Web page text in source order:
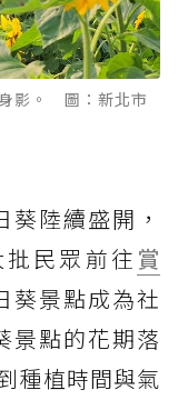
影。 圖：新北市
陸續盛開，
民眾前往 賞
葵景點成為社
景點的花期落
種植時間與氣